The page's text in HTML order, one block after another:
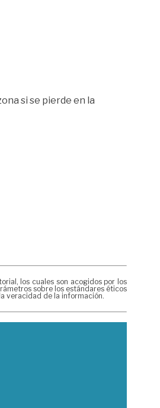
si se pierde en la
los cuales son acogidos por los
sobre los estándares éticos
veracidad de la información.